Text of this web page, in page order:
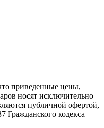
приведенные цены,
носят исключительно
публичной офертой,
Гражданского кодекса